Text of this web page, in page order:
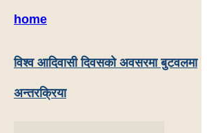
home
विश्व आदिवासी दिवसको अवसरमा बुटवलमा
अन्तरक्रिया